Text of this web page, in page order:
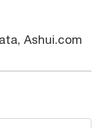
Ashui.com